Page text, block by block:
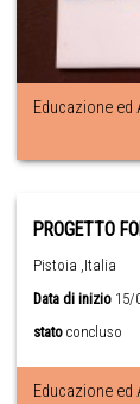
Educazione ed
PROGETTO
Pistoia ,Italia
Data di inizio 15/
stato concluso
Educazione ed